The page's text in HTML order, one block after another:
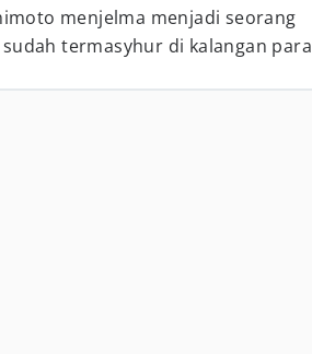
menjelma menjadi seorang
termasyhur di kalangan para